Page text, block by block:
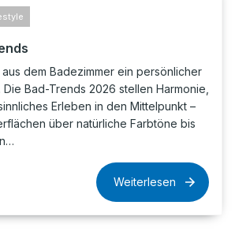
aus dem Badezimmer ein persönlicher
Bad-Trends 2026 stellen Harmonie,
Erleben in den Mittelpunkt –
über natürliche Farbtöne bis
Weiterlesen